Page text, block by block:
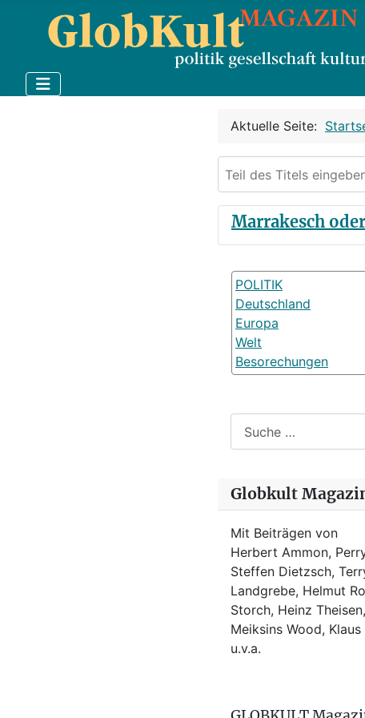
Aktuelle Seite:
Marrakesch
POLITIK
Deutschland
Europa
Welt
Besorechungen
Globkult
Mit Beiträgen von
Herbert Ammon,
Steffen Dietzsch,
Landgrebe, Helmut
Storch, Heinz
Meiksins Wood,
u.v.a.